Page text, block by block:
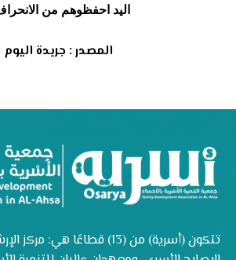
اليد احفظوهم من
تتكون (أسرية) من (13) قطاعًا هي: